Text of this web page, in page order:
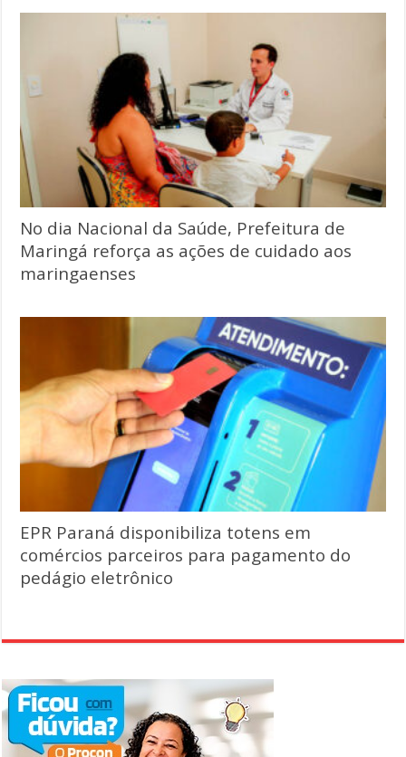
No dia Nacional da Saúde, Prefeitura de
Maringá reforça as ações de cuidado aos
maringaenses
EPR Paraná disponibiliza totens em
comércios parceiros para pagamento do
pedágio eletrônico